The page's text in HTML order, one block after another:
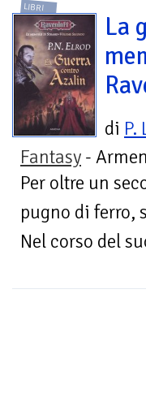
LIBRI
La
di P.
Fantasy -
Per oltre un
pugno di ferro,
Nel corso del